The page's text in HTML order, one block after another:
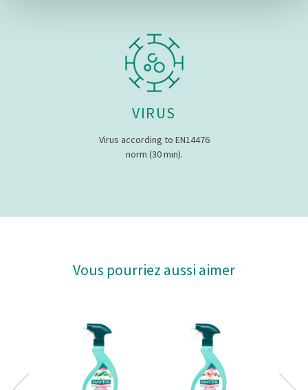
Pour en savoir plus sur le traitement de vos données
personnelles et définir vos préférences, reportez-vous à
. Vous pouvez modifier ou retirer
votre consentement à tout moment à partir de la
déclaration sur les cookies.
Les cookies nous permettent de personnaliser le contenu
et les annonces, d'offrir des fonctionnalités relatives aux
VIRUS
Virus according to EN14476
norm (30 min).
Vous pourriez aussi aimer